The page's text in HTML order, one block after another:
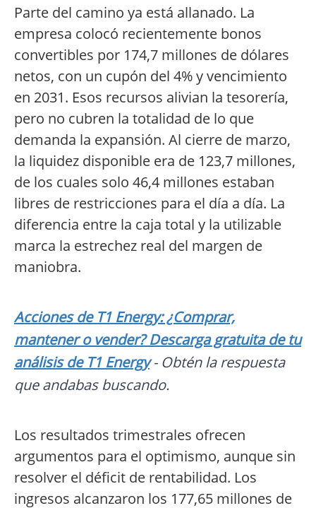
Parte del camino ya está allanado. La
empresa colocó recientemente bonos
convertibles por 174,7 millones de dólares
netos, con un cupón del 4% y vencimiento
en 2031. Esos recursos alivian la tesorería,
pero no cubren la totalidad de lo que
demanda la expansión. Al cierre de marzo,
la liquidez disponible era de 123,7 millones,
de los cuales solo 46,4 millones estaban
libres de restricciones para el día a día. La
diferencia entre la caja total y la utilizable
marca la estrechez real del margen de
maniobra.
Acciones de T1 Energy: ¿Comprar,
mantener o vender? Descarga gratuita de tu
análisis de T1 Energy- Obtén la respuesta
que andabas buscando.
Los resultados trimestrales ofrecen
argumentos para el optimismo, aunque sin
resolver el déficit de rentabilidad. Los
ingresos alcanzaron los 177,65 millones de